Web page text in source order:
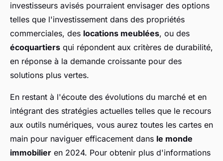
investisseurs avisés pourraient envisager des options
telles que l'investissement dans des propriétés
commerciales, des locations meublées, ou des
écoquartiers qui répondent aux critères de durabilité,
en réponse à la demande croissante pour des
solutions plus vertes.
En restant à l'écoute des évolutions du marché et en
intégrant des stratégies actuelles telles que le recours
aux outils numériques, vous aurez toutes les cartes en
main pour naviguer efficacement dans le monde
immobilier en 2024. Pour obtenir plus d'informations